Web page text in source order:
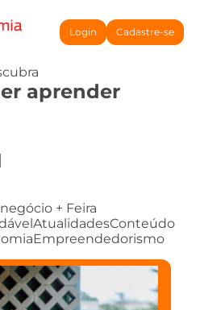
Login Cadastre-se
aprender
+ Feira
AtualidadesConteúdo
Empreendedorismo